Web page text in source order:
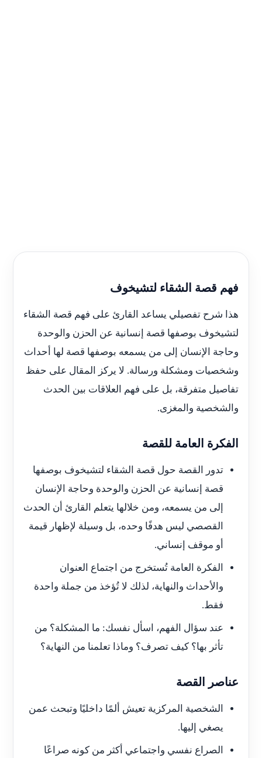
فهم قصة الشقاء لتشيخوف
هذا شرح تفصيلي يساعد القارئ على فهم قصة الشقاء
لتشيخوف بوصفها قصة إنسانية عن الحزن والوحدة
وحاجة الإنسان إلى من يسمعه بوصفها قصة لها أحداث
وشخصيات ومشكلة ورسالة. لا يركز المقال على حفظ
تفاصيل متفرقة، بل على فهم العلاقات بين الحدث
والشخصية والمغزى.
الفكرة العامة للقصة
تدور القصة حول قصة الشقاء لتشيخوف بوصفها
قصة إنسانية عن الحزن والوحدة وحاجة الإنسان
إلى من يسمعه، ومن خلالها يتعلم القارئ أن الحدث
القصصي ليس هدفًا وحده، بل وسيلة لإظهار قيمة
أو موقف إنساني.
الفكرة العامة تُستخرج من اجتماع العنوان
والأحداث والنهاية، لذلك لا تُؤخذ من جملة واحدة
فقط.
عند سؤال الفهم، اسأل نفسك: ما المشكلة؟ من
تأثر بها؟ كيف تصرف؟ وماذا تعلمنا من النهاية؟
عناصر القصة
الشخصية المركزية تعيش ألمًا داخليًا وتبحث عمن
يصغي إليها.
الصراع نفسي واجتماعي أكثر من كونه صراعًا